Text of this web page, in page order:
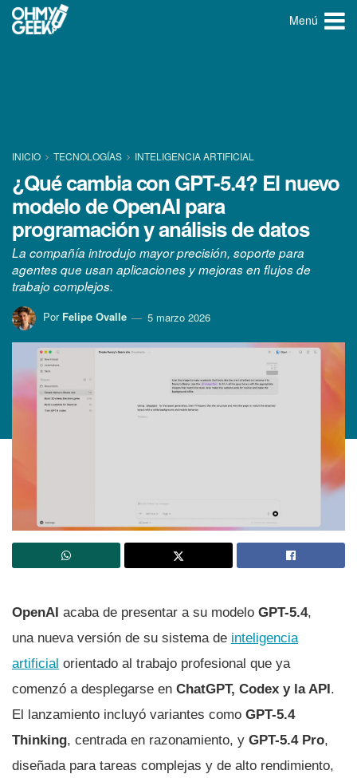
Menú
INICIO TECNOLOGÍ­AS INTELIGENCIA ARTIFICIAL
¿Qué cambia con GPT-5.4? El nuevo
modelo de OpenAI para
programación y análisis de datos
La compañía introdujo mayor precisión, soporte para
agentes que usan aplicaciones y mejoras en flujos de
trabajo complejos.
Por Felipe Ovalle 5 marzo 2026
OpenAI acaba de presentar a su modelo GPT-5.4,
una nueva versión de su sistema de inteligencia
artificial orientado al trabajo profesional que ya
comenzó a desplegarse en ChatGPT, Codex y la API.
El lanzamiento incluyó variantes como GPT-5.4
Thinking, centrada en razonamiento, y GPT-5.4 Pro,
diseñada para tareas complejas y de alto rendimiento,